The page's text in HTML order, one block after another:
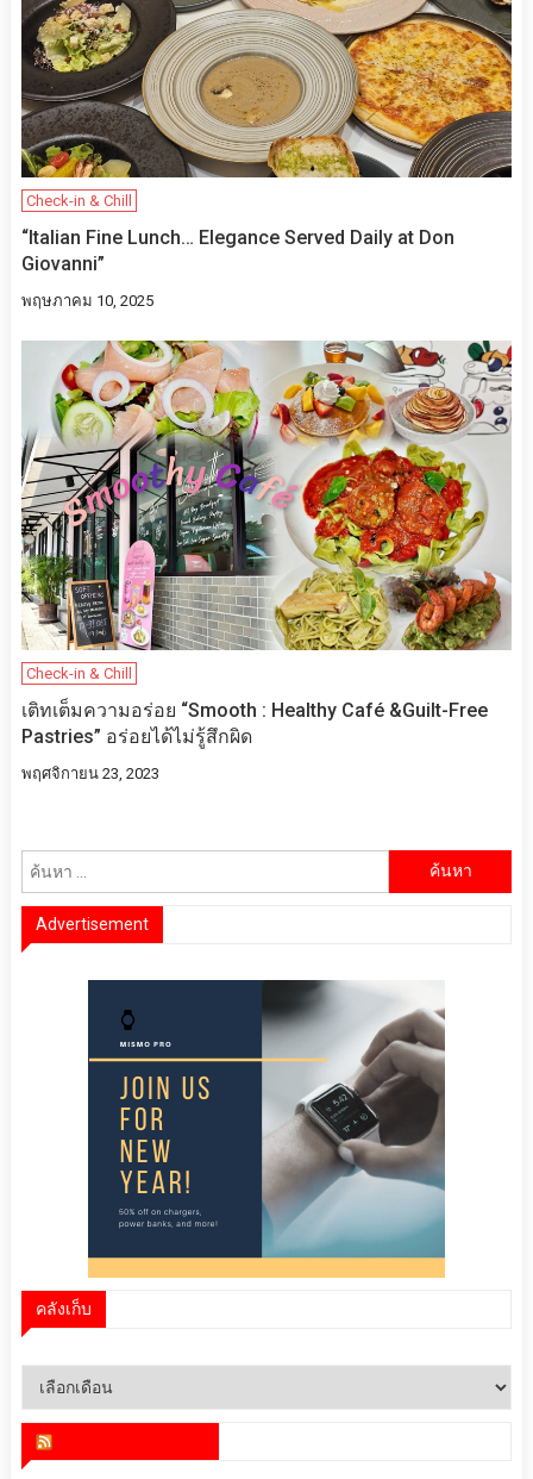
Check-in & Chill
“Italian Fine Lunch… Elegance Served Daily at Don
Giovanni”
พฤษภาคม 10, 2025
Check-in & Chill
เติทเต็มความอร่อย “Smooth : Healthy Café &Guilt-Free
Pastries” อร่อยได้ไม่รู้สึกผิด
พฤศจิกายน 23, 2023
Advertisement
คลังเก็บ
คลัง